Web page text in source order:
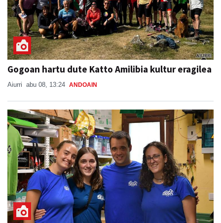
Gogoan hartu dute Katto Amilibia kultur eragilea
Aiurri abu 08, 13:24 ANDOAIN